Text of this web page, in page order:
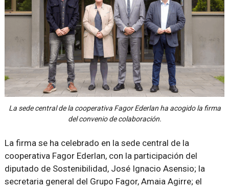
La sede central de la cooperativa Fagor Ederlan ha acogido la firma
del convenio de colaboración.
La firma se ha celebrado en la sede central de la
cooperativa Fagor Ederlan, con la participación del
diputado de Sostenibilidad, José Ignacio Asensio; la
secretaria general del Grupo Fagor, Amaia Agirre; el